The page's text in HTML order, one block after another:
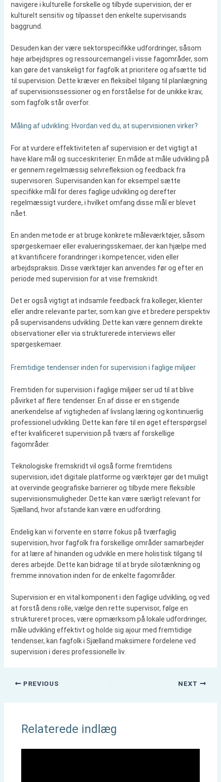
navigere i kulturelle forskelle og tilbyde supervision, der er
kulturelt sensitiv og tilpasset den enkelte supervisands
baggrund.
Desuden kan der være sektorspecifikke udfordringer, såsom
høje arbejdspres og ressourcemangel i visse fagområder, som
kan gøre det vanskeligt for fagfolk at prioritere og afsætte tid
til supervision. Dette kræver en fleksibel tilgang til planlægning
af supervisionssessioner og en forståelse for de unikke krav,
som fagfolk står overfor.
Måling af udvikling: Hvordan ved du, at supervisionen virker?
For at vurdere effektiviteten af supervision er det vigtigt at
have klare mål og succeskriterier. En måde at måle udvikling på
er gennem regelmæssig selvrefleksion og feedback fra
supervisoren. Supervisanden kan for eksempel sætte
specifikke mål for deres faglige udvikling og derefter
regelmæssigt vurdere, i hvilket omfang disse mål er blevet
nået.
En anden metode er at bruge konkrete måleværktøjer, såsom
spørgeskemaer eller evalueringsskemaer, der kan hjælpe med
at kvantificere forandringer i kompetencer, viden eller
arbejdspraksis. Disse værktøjer kan anvendes før og efter en
periode med supervision for at vise fremskridt.
Det er også vigtigt at indsamle feedback fra kolleger, klienter
eller andre relevante parter, som kan give et bredere perspektiv
på supervisandens udvikling. Dette kan være gennem direkte
observationer eller via strukturerede interviews eller
spørgeskemaer.
Fremtidige tendenser inden for supervision i faglige miljøer
Fremtiden for supervision i faglige miljøer ser ud til at blive
påvirket af flere tendenser. En af disse er en stigende
anerkendelse af vigtigheden af livslang læring og kontinuerlig
professionel udvikling. Dette kan føre til en øget efterspørgsel
efter kvalificeret supervision på tværs af forskellige
fagområder.
Teknologiske fremskridt vil også forme fremtidens
supervision, idet digitale platforme og værktøjer gør det muligt
at overvinde geografiske barrierer og tilbyde mere fleksible
supervisionsmuligheder. Dette kan være særligt relevant for
Sjælland, hvor afstande kan være en udfordring.
Endelig kan vi forvente en større fokus på tværfaglig
supervision, hvor fagfolk fra forskellige områder samarbejder
for at lære af hinanden og udvikle en mere holistisk tilgang til
deres arbejde. Dette kan bidrage til at bryde silotænkning og
fremme innovation inden for de enkelte fagområder.
Supervision er en vital komponent i den faglige udvikling, og ved
at forstå dens rolle, vælge den rette supervisor, følge en
struktureret proces, være opmærksom på lokale udfordringer,
måle udvikling effektivt og holde sig ajour med fremtidige
tendenser, kan fagfolk i Sjælland maksimere fordelene ved
supervision i deres professionelle liv.
PREVIOUS NEXT
Relaterede indlæg